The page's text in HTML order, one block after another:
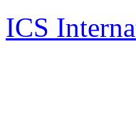
ICS